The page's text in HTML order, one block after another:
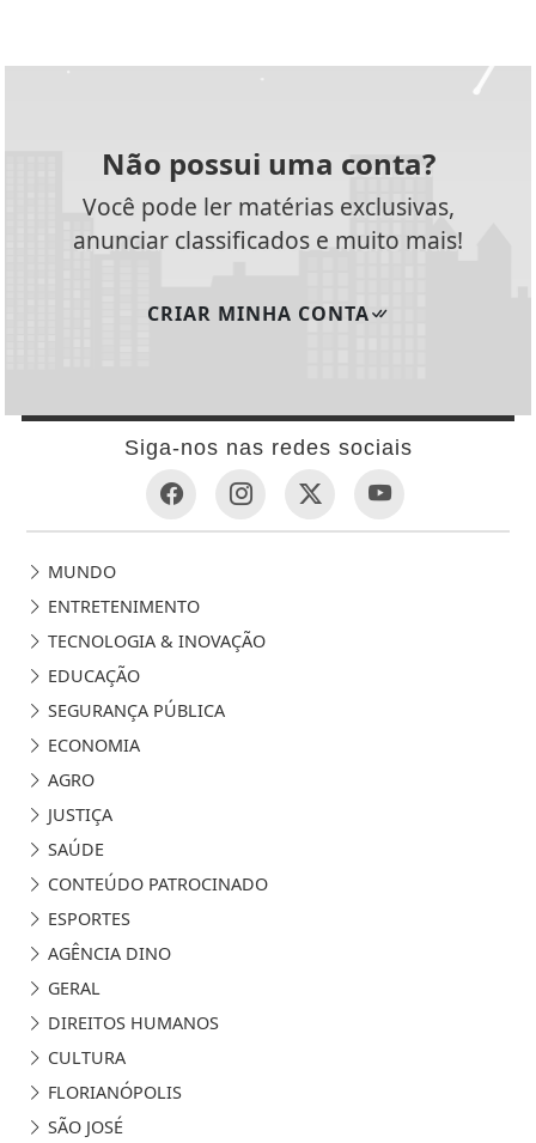
Não possui uma conta?
Você pode ler matérias exclusivas,
anunciar classificados e muito mais!
CRIAR MINHA CONTA
Siga-nos nas redes sociais
MUNDO
ENTRETENIMENTO
TECNOLOGIA & INOVAÇÃO
EDUCAÇÃO
SEGURANÇA PÚBLICA
ECONOMIA
AGRO
JUSTIÇA
SAÚDE
CONTEÚDO PATROCINADO
ESPORTES
AGÊNCIA DINO
GERAL
DIREITOS HUMANOS
CULTURA
FLORIANÓPOLIS
SÃO JOSÉ